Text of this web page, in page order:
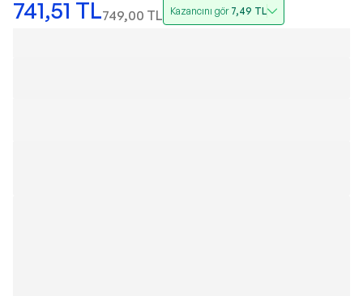
741,51 TL749,00 TL Kazancını gör 7,49 TL